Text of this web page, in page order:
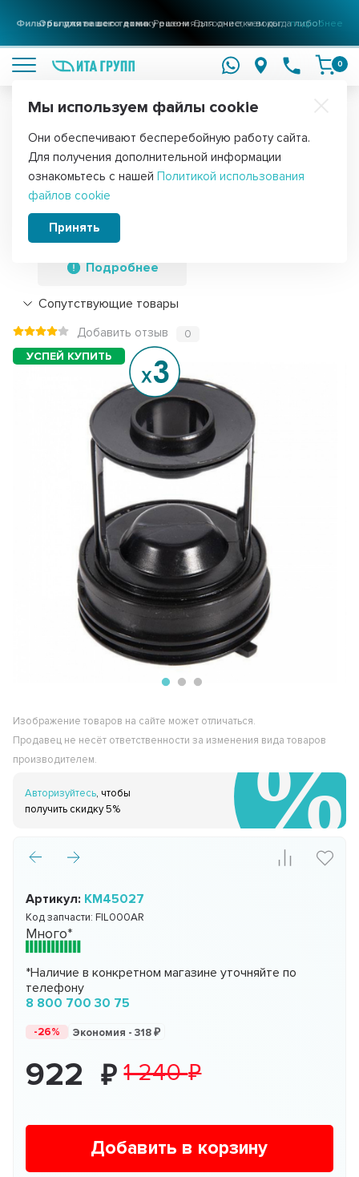
Фильтры для вашего домаРешения для очистки воды подробнее
0
Главная Запчасти для стиральных машин Фильтры для
Набор 3 шт Сливной фильтр для
стиральной машины Indesit, Ariston,
Hotpoint-Ariston, KM45027
Подробнее
Сопутствующие товары
Добавить отзыв 0
Изображение товаров на сайте может отличаться.
Продавец не несёт ответственности за изменения вида товаров
производителем.
Авторизуйтесь, чтобы
получить скидку 5%
Артикул: KM45027
Код запчасти: FIL000AR
Много*
*Наличие в конкретном магазине уточняйте по
телефону
8 800 700 30 75
-26% Экономия -318
922 1 240
Добавить в корзину
Мы используем файлы cookie
Они обеспечивают бесперебойную работу сайта.
Для получения дополнительной информации
ознакомьтесь с нашей Политикой использования
файлов cookie
Принять